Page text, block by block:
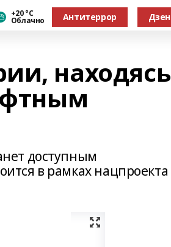
+20 °С
Облачно Антитеррор Дзен
находясь
доступным
в рамках нацпроекта